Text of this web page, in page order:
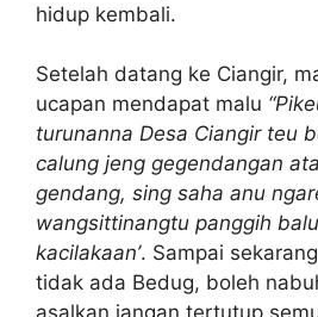
hidup kembali.
Setelah datang ke Ciangir,
ucapan mendapat malu
turunanna Desa Ciangir teu
calung jeng gegendangan
gendang, sing saha anu
wangsittinangtu panggih
kacilakaan’. Sampai
tidak ada Bedug, boleh
asalkan jangan tertutup